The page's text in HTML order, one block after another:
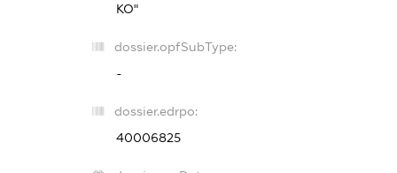
КО"
dossier.opfSubType:
-
dossier.edrpo:
40006825